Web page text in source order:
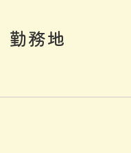
勤務地